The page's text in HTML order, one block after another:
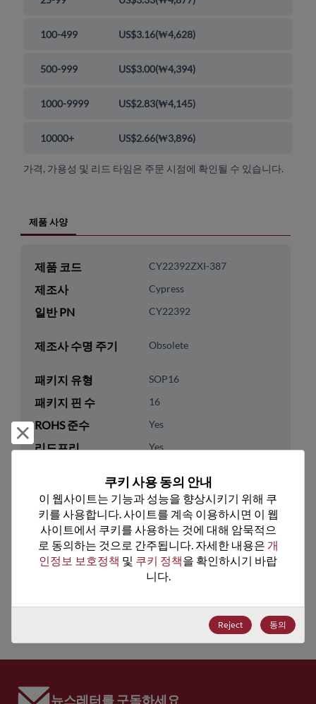
100-499 US$3.16(₩4,628)
500-999 US$3.00(₩4,394)
1000-9999 US$2.83(₩4,145)
10000+ US$2.66(₩3,896)
가격, 가용성 및 리드 타임은 주문 시점에 확인될 수 있습니다.
제품 사양
제품 코드 CY22392ZXI-387
제조사 Cypress
일반 PN CY22392
제조사 수명 주기 Obsolete
패키지 유형 SOP16
패키지 핀 수 16
ROHS 준수 Yes
리드프리 Yes
기술 카테고리 Analog & Mixed Signal
기술 하위 카테고리 Timing
기술 그룹 Clock Buffers & Drivers
8542.39.0060
ECCN EAR99
뉴스레터를 구독하세요
거부 및 닫기
쿠키 사용 동의 안내
이 웹사이트는 기능과 성능을 향상시키기 위해 쿠
키를 사용합니다. 사이트를 계속 이용하시면 이 웹
사이트에서 쿠키를 사용하는 것에 대해 암묵적으
로 동의하는 것으로 간주됩니다. 자세한 내용은 개
인정보 보호정책 및 쿠키 정책을 확인하시기 바랍
니다.
Reject 동의